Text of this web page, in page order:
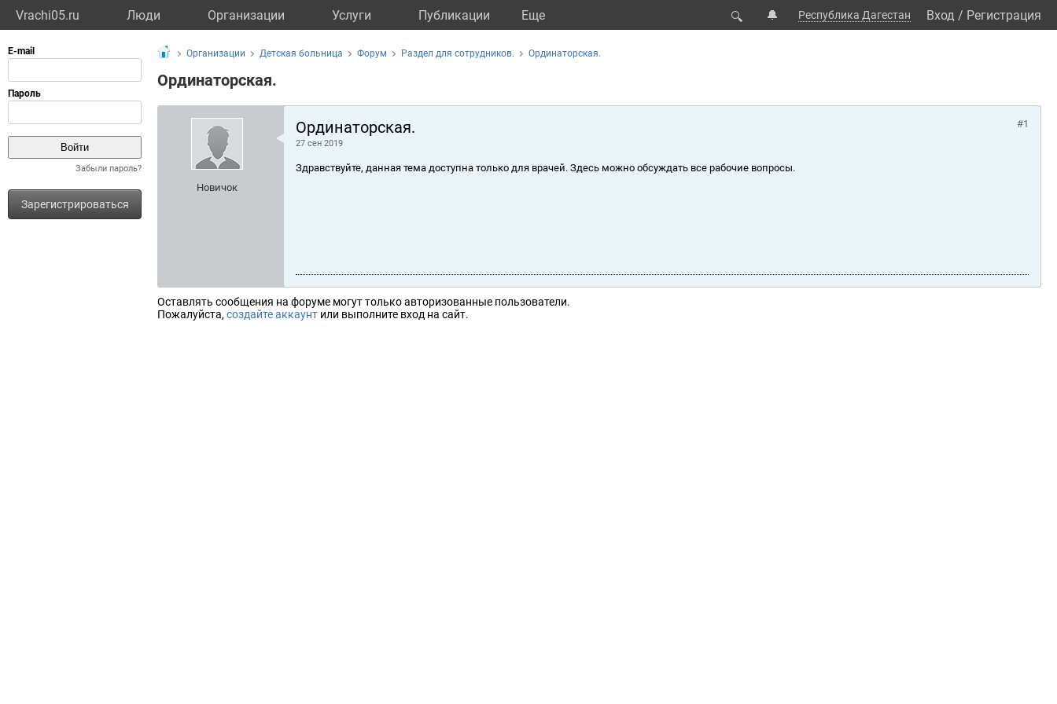
Vrachi05.ru Люди Организации Услуги Публикации Eще 🔍 🔔 Республика Дагестан Вход / Регистрация
Забыли пароль?
Зарегистрироваться
Организации Детская больница Форум Раздел для сотрудников. Ординаторская.
Ординаторская.
Новичок
Ординаторская.
27 сен 2019
#1
Здравствуйте, данная тема доступна только для врачей. Здесь можно обсуждать все рабочие вопросы.
Оставлять сообщения на форуме могут только авторизованные пользователи.
Пожалуйста, создайте аккаунт или выполните вход на сайт.